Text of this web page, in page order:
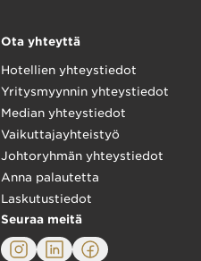
Ota yhteyttä
Hotellien yhteystiedot
Yritysmyynnin yhteystiedot
Median yhteystiedot
Vaikuttajayhteistyö
Johtoryhmän yhteystiedot
Anna palautetta
Laskutustiedot
Seuraa meitä